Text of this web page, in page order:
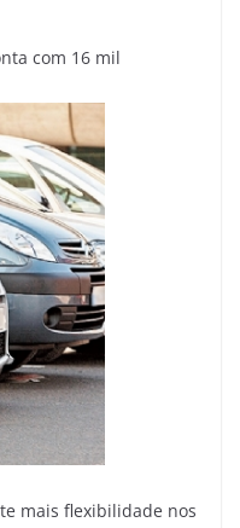
com 16 mil
mais flexibilidade nos